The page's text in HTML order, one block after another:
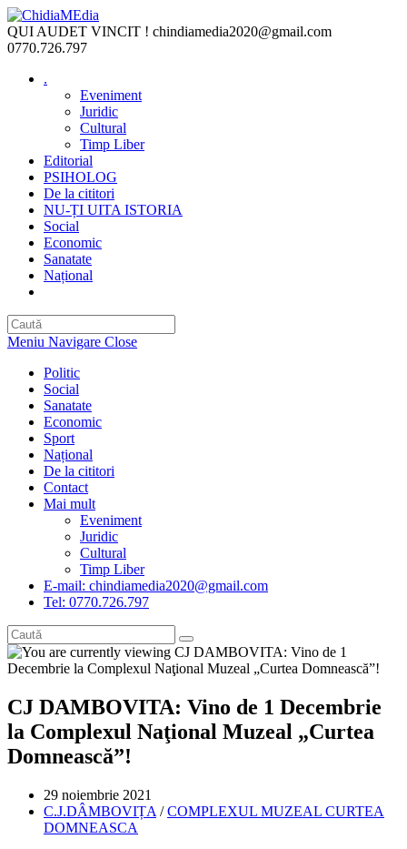
Skip
to
content
QUI AUDET VINCIT ! chindiamedia2020@gmail.com
0770.726.797
.
Eveniment
Juridic
Cultural
Timp Liber
Editorial
PSIHOLOG
De la cititori
NU-ȚI UITA ISTORIA
Social
Economic
Sanatate
Național
Meniu Navigare Close
Politic
Social
Sanatate
Economic
Sport
Național
De la cititori
Contact
Mai mult
Eveniment
Juridic
Cultural
Timp Liber
E-mail: chindiamedia2020@gmail.com
Tel: 0770.726.797
CJ DAMBOVITA: Vino de 1 Decembrie
la Complexul Naţional Muzeal „Curtea
Domnească”!
Post
published:
29 noiembrie 2021
Post
category:
C.J.DÂMBOVIȚA / COMPLEXUL MUZEAL CURTEA
DOMNEASCA